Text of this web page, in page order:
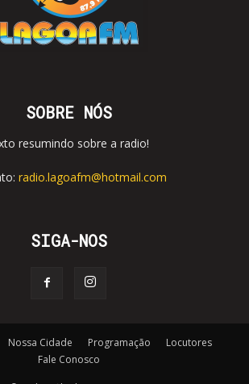
SOBRE NÓS
resumindo sobre a radio!
radio.lagoafm@hotmail.com
SIGA-NOS
Nossa Cidade Programação
Locutores
Fale Conosco